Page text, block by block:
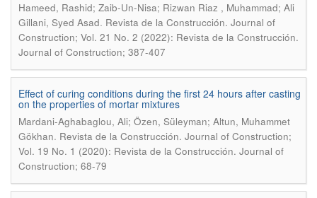
Hameed, Rashid; Zaib-Un-Nisa; Rizwan Riaz , Muhammad; Ali
Gillani, Syed Asad. Revista de la Construcción. Journal of
Construction; Vol. 21 No. 2 (2022): Revista de la Construcción.
Journal of Construction; 387-407
Effect of curing conditions during the first 24 hours after casting
on the properties of mortar mixtures
Mardani-Aghabaglou, Ali; Özen, Süleyman; Altun, Muhammet
Gökhan. Revista de la Construcción. Journal of Construction;
Vol. 19 No. 1 (2020): Revista de la Construcción. Journal of
Construction; 68-79